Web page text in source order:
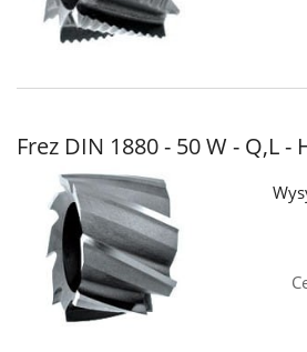
Frez DIN 1880 - 50 W - Q,L -